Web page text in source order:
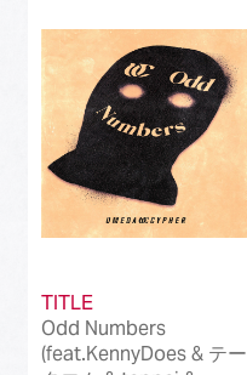
TITLE
Odd Numbers
(feat.KennyDoes & テー